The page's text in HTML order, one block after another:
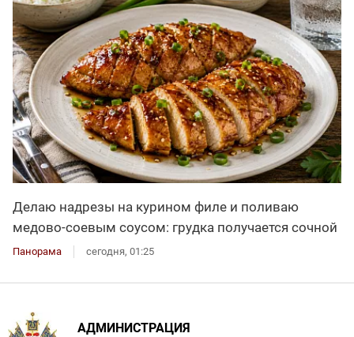
Делаю надрезы на курином филе и поливаю
медово-соевым соусом: грудка получается сочной
Панорама сегодня, 01:25
АДМИНИСТРАЦИЯ